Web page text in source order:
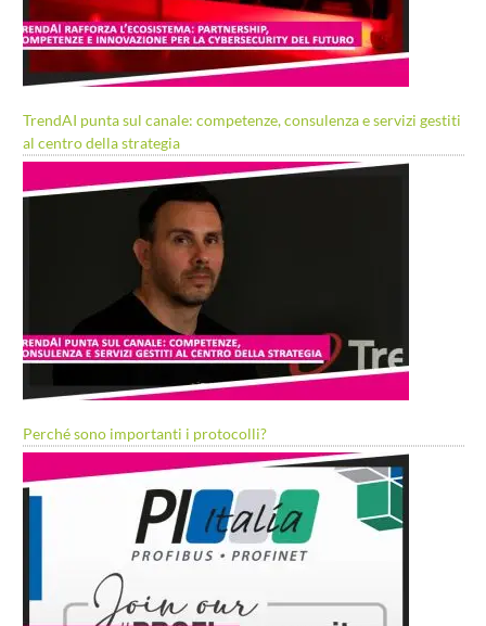
TrendAI punta sul canale: competenze, consulenza e servizi gestiti
al centro della strategia
Perché sono importanti i protocolli?